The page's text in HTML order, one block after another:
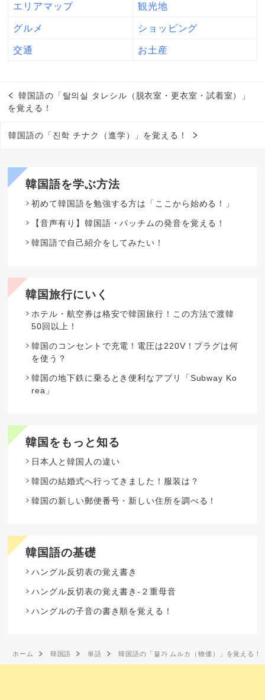
エリアマップ 観光地
グルメ ショッピング
交通 お土産
韓国語の「탈의실 タレシル（脱衣室・更衣室・試着室）」
を覚える！
韓国語の「진학 チナク（進学）」を覚える！
韓国語を学ぶ方法
初めて韓国語を勉強する方は「ここから始める！」
【音声有り】韓国語・パッチムの発音を覚える！
韓国語で自己紹介をしてみたい！
韓国旅行にいく
ホテル・航空券は格安で韓国旅行！この方法で渡韓
50回以上！
韓国のコンセントで充電！電圧は220V！プラグは何
を使う？
韓国の地下鉄に乗るとき便利なアプリ「Subway Ko
rea」
韓国をもっと知る
日本人と韓国人の違い
韓国の結婚式へ行ってきました！服装は？
韓国の新しい郵便番号・新しい住所を調べる！
韓国語の基礎
ハングル反切表の覚え書き
ハングル反切表の覚え書き-２重母音
ハングルの子音の書き順を覚える！
ホーム 韓国語 単語 韓国語の「물가 ムルカ（物価）」を覚える！